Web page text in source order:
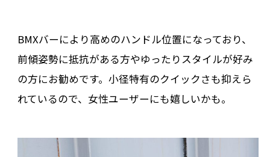
BMXバーにより高めのハンドル位置になっており、
前傾姿勢に抵抗がある方やゆったりスタイルが好み
の方にお勧めです。小径特有のクイックさも抑えら
れているので、女性ユーザーにも嬉しいかも。